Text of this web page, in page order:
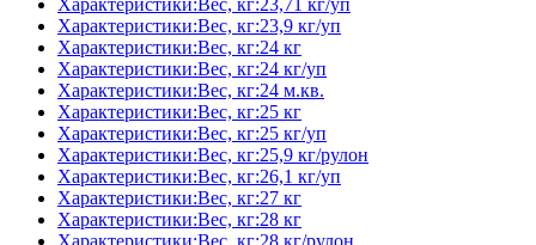
Характеристики:Вес, кг:23,71 кг/уп
Характеристики:Вес, кг:23,9 кг/уп
Характеристики:Вес, кг:24 кг
Характеристики:Вес, кг:24 кг/уп
Характеристики:Вес, кг:24 м.кв.
Характеристики:Вес, кг:25 кг
Характеристики:Вес, кг:25 кг/уп
Характеристики:Вес, кг:25,9 кг/рулон
Характеристики:Вес, кг:26,1 кг/уп
Характеристики:Вес, кг:27 кг
Характеристики:Вес, кг:28 кг
Характеристики:Вес, кг:28 кг/рулон